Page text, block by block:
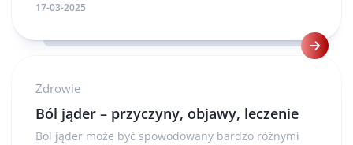
17-03-2025
Zdrowie
Ból jąder – przyczyny, objawy, leczenie
Ból jąder może być spowodowany bardzo różnymi